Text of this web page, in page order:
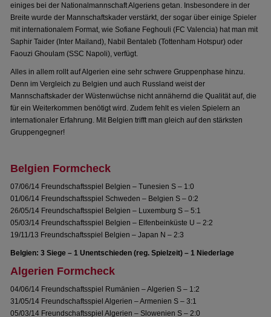
einiges bei der Nationalmannschaft Algeriens getan. Insbesondere in der
Breite wurde der Mannschaftskader verstärkt, der sogar über einige Spieler
mit internationalem Format, wie Sofiane Feghouli (FC Valencia) hat man mit
Saphir Taider (Inter Mailand), Nabil Bentaleb (Tottenham Hotspur) oder
Faouzi Ghoulam (SSC Napoli), verfügt.
Alles in allem rollt auf Algerien eine sehr schwere Gruppenphase hinzu.
Denn im Vergleich zu Belgien und auch Russland weist der
Mannschaftskader der Wüstenwüchse nicht annähernd die Qualität auf, die
für ein Weiterkommen benötigt wird. Zudem fehlt es vielen Spielern an
internationaler Erfahrung. Mit Belgien trifft man gleich auf den stärksten
Gruppengegner!
Belgien Formcheck
07/06/14 Freundschaftsspiel Belgien – Tunesien S – 1:0
01/06/14 Freundschaftsspiel Schweden – Belgien S – 0:2
26/05/14 Freundschaftsspiel Belgien – Luxemburg S – 5:1
05/03/14 Freundschaftsspiel Belgien – Elfenbeinküste U – 2:2
19/11/13 Freundschaftsspiel Belgien – Japan N – 2:3
Belgien: 3 Siege – 1 Unentschieden (reg. Spielzeit) – 1 Niederlage
Algerien Formcheck
04/06/14 Freundschaftsspiel Rumänien – Algerien S – 1:2
31/05/14 Freundschaftsspiel Algerien – Armenien S – 3:1
05/03/14 Freundschaftsspiel Algerien – Slowenien S – 2:0